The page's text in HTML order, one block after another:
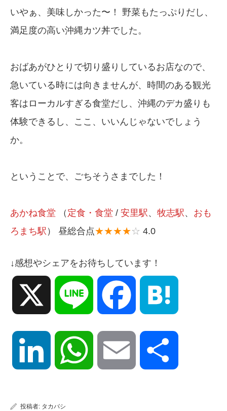
いやぁ、美味しかった〜！ 野菜もたっぷりだし、
満足度の高い沖縄カツ丼でした。
おばあがひとりで切り盛りしているお店なので、
急いている時には向きませんが、時間のある観光
客はローカルすぎる食堂だし、沖縄のデカ盛りも
体験できるし、ここ、いいんじゃないでしょう
か。
ということで、ごちそうさまでした！
あかね食堂 （ 定食・食堂 / 安里駅、 牧志駅、 おも
ろまち駅 ） 昼総合点★★★★☆ 4.0
↓感想やシェアをお待ちしています！
Line Facebook
LinkedIn WhatsApp Email
投稿者: タカバシ